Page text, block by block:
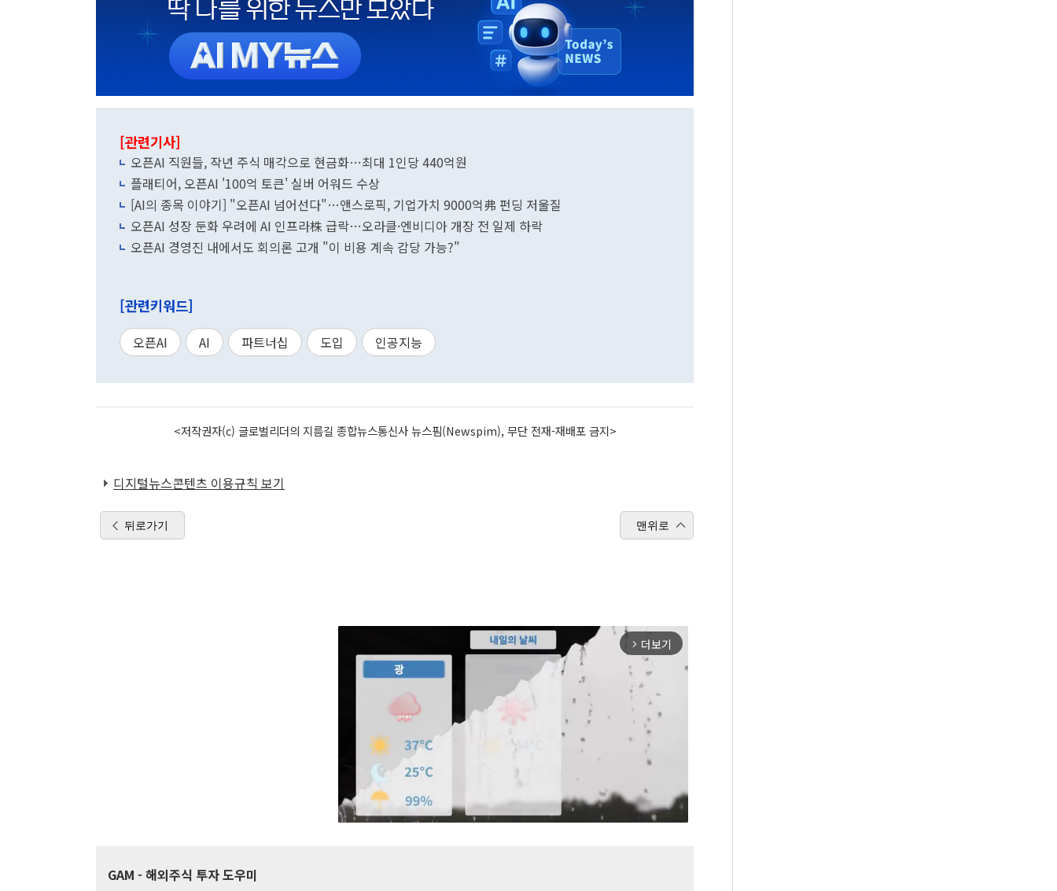
[관련기사]
오픈AI 직원들, 작년 주식 매각으로 현금화…최대 1인당 440억원
플래티어, 오픈AI '100억 토큰' 실버 어워드 수상
[AI의 종목 이야기] "오픈AI 넘어선다"…앤스로픽, 기업가치 9000억弗 펀딩 저울질
오픈AI 성장 둔화 우려에 AI 인프라株 급락…오라클·엔비디아 개장 전 일제 하락
오픈AI 경영진 내에서도 회의론 고개 "이 비용 계속 감당 가능?"
[관련키워드]
오픈AI AI 파트너십 도입 인공지능
<저작권자(c) 글로벌리더의 지름길 종합뉴스통신사 뉴스핌(Newspim), 무단 전재-재배포 금지>
디지털뉴스콘텐츠 이용규칙 보기
뒤로가기 맨위로
arrow_forward_ios 더보기
GAM - 해외주식 투자 도우미